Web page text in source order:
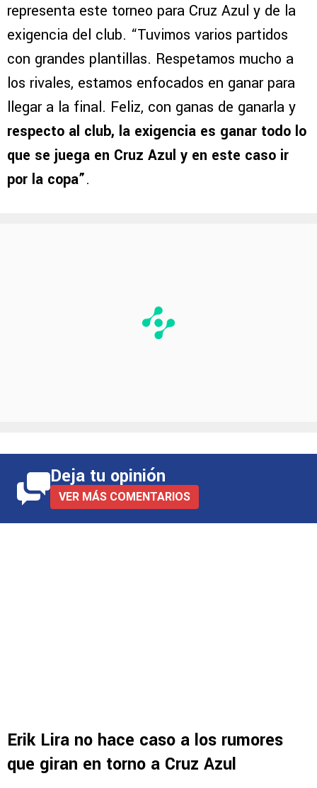
representa este torneo para Cruz Azul y de la
exigencia del club. “Tuvimos varios partidos
con grandes plantillas. Respetamos mucho a
los rivales, estamos enfocados en ganar para
llegar a la final. Feliz, con ganas de ganarla y
respecto al club, la exigencia es ganar todo lo
que se juega en Cruz Azul y en este caso ir
por la copa”.
Deja tu opinión
VER MÁS COMENTARIOS
Erik Lira no hace caso a los rumores
que giran en torno a Cruz Azul